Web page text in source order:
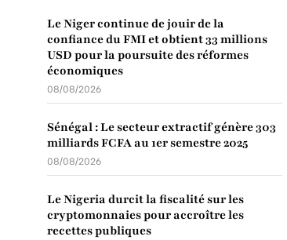
Le Niger continue de jouir de la
confiance du FMI et obtient 33 millions
USD pour la poursuite des réformes
économiques
08/08/2026
Sénégal : Le secteur extractif génère 303
milliards FCFA au 1er semestre 2025
08/08/2026
Le Nigeria durcit la fiscalité sur les
cryptomonnaies pour accroître les
recettes publiques